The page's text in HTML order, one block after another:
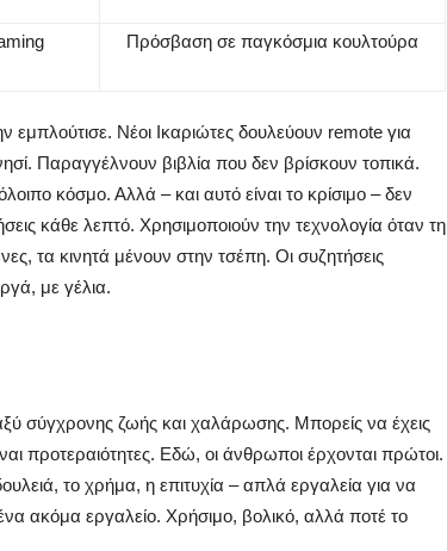
Πρόσβαση σε παγκόσμια κουλτούρα
εμπλούτισε. Νέοι Ικαριώτες δουλεύουν remote για
Παραγγέλνουν βιβλία που δεν βρίσκουν τοπικά.
κόσμο. Αλλά – και αυτό είναι το κρίσιμο – δεν
κάθε λεπτό. Χρησιμοποιούν την τεχνολογία όταν τη
τα κινητά μένουν στην τσέπη. Οι συζητήσεις
με γέλια.
σύγχρονης ζωής και χαλάρωσης. Μπορείς να έχεις
προτεραιότητες. Εδώ, οι άνθρωποι έρχονται πρώτοι.
το χρήμα, η επιτυχία – απλά εργαλεία για να
ακόμα εργαλείο. Χρήσιμο, βολικό, αλλά ποτέ το